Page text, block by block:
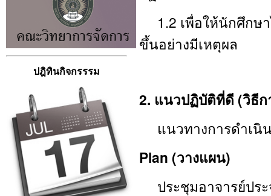
ปฎิทินกิจกรรรม
1.2 เพื่อให้นักศึกษ
ขึ้นอย่างมีเหตุผล
2. แนวปฏิบัติที่ดี (วิธีก
แนวทางการดำเนิ
Plan (วางแผน)
ประชุมอาจารย์ปร